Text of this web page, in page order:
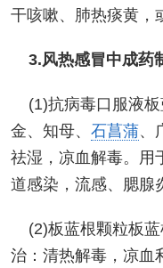
干咳嗽、肺热痰黄，
3.风热感冒中成药
(1)抗病毒口服液
金、知母、 石菖蒲、
祛湿，凉血解毒。用
道感染，流感、腮腺
(2)板蓝根颗粒板
治：清热解毒，凉血